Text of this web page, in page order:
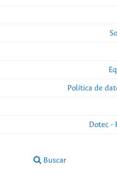
Política de
Dotec -
Buscar